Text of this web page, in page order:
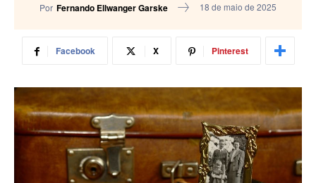
Por Fernando Ellwanger Garske 18 de maio de 2025
Facebook X Pinterest